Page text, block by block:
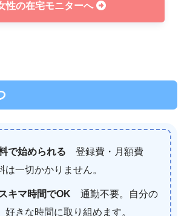
性の在宅モニターへ
で始められる 登録費・月額費
は一切かかりません。
キマ時間でOK 通勤不要。自分の
好きな時間に取り組めます。